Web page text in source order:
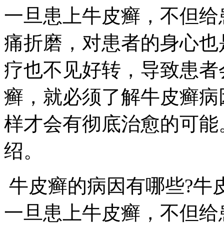
一旦患上牛皮癣，不但
痛折磨，对患者的身心
疗也不见好转，导致患
癣，就必须了解牛皮癣
样才会有彻底治愈的可
绍。
牛皮癣的病因有哪些?牛
一旦患上牛皮癣，不但